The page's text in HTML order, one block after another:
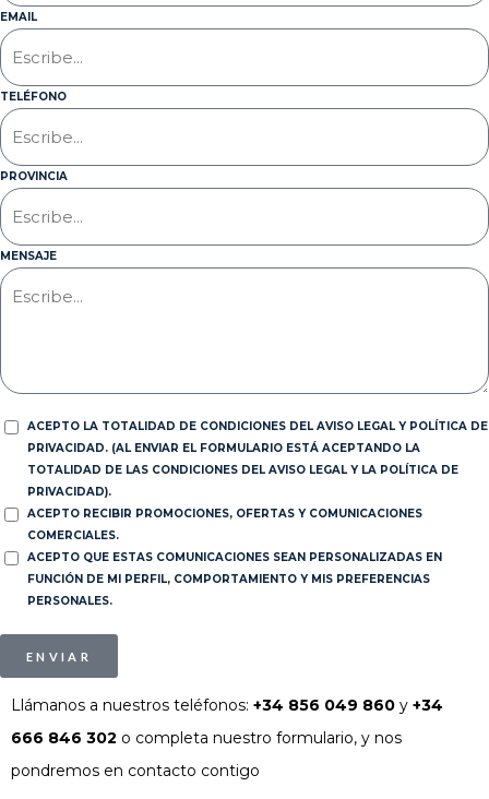
EMAIL
TELÉFONO
PROVINCIA
MENSAJE
ACEPTO LA TOTALIDAD DE CONDICIONES DEL AVISO LEGAL Y POLÍTICA DE
PRIVACIDAD. (AL ENVIAR EL FORMULARIO ESTÁ ACEPTANDO LA
TOTALIDAD DE LAS CONDICIONES DEL AVISO LEGAL Y LA POLÍTICA DE
PRIVACIDAD).
ACEPTO RECIBIR PROMOCIONES, OFERTAS Y COMUNICACIONES
COMERCIALES.
ACEPTO QUE ESTAS COMUNICACIONES SEAN PERSONALIZADAS EN
FUNCIÓN DE MI PERFIL, COMPORTAMIENTO Y MIS PREFERENCIAS
PERSONALES.
ENVIAR
Llámanos a nuestros teléfonos: +34 856 049 860 y +34
666 846 302 o completa nuestro formulario, y nos
pondremos en contacto contigo